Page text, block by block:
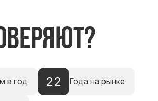
в год 22 Года на рынке